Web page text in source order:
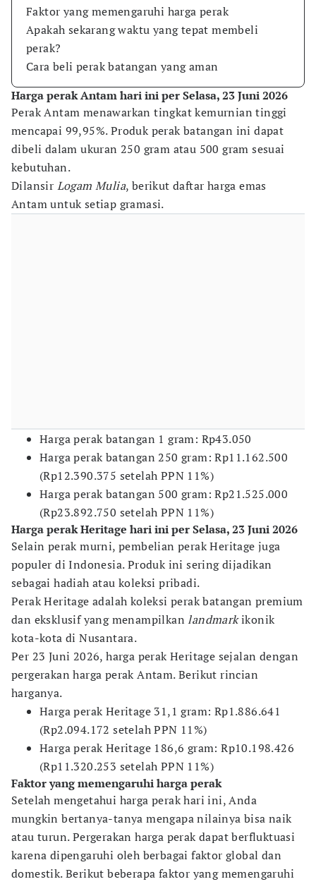
Faktor yang memengaruhi harga perak
Apakah sekarang waktu yang tepat membeli
perak?
Cara beli perak batangan yang aman
Harga perak Antam hari ini per Selasa, 23 Juni 2026
Perak Antam menawarkan tingkat kemurnian tinggi
mencapai 99,95%. Produk perak batangan ini dapat
dibeli dalam ukuran 250 gram atau 500 gram sesuai
kebutuhan.
Dilansir Logam Mulia, berikut daftar harga emas
Antam untuk setiap gramasi.
Harga perak batangan 1 gram: Rp43.050
Harga perak batangan 250 gram: Rp11.162.500
(Rp12.390.375 setelah PPN 11%)
Harga perak batangan 500 gram: Rp21.525.000
(Rp23.892.750 setelah PPN 11%)
Harga perak Heritage hari ini per Selasa, 23 Juni 2026
Selain perak murni, pembelian perak Heritage juga
populer di Indonesia. Produk ini sering dijadikan
sebagai hadiah atau koleksi pribadi.
Perak Heritage adalah koleksi perak batangan premium
dan eksklusif yang menampilkanlandmarkikonik
kota-kota di Nusantara.
Per 23 Juni 2026, harga perak Heritage sejalan dengan
pergerakan harga perak Antam. Berikut rincian
harganya.
Harga perak Heritage 31,1 gram: Rp1.886.641
(Rp2.094.172 setelah PPN 11%)
Harga perak Heritage 186,6 gram: Rp10.198.426
(Rp11.320.253 setelah PPN 11%)
Faktor yang memengaruhi harga perak
Setelah mengetahui harga perak hari ini, Anda
mungkin bertanya-tanya mengapa nilainya bisa naik
atau turun. Pergerakan harga perak dapat berfluktuasi
karena dipengaruhi oleh berbagai faktor global dan
domestik. Berikut beberapa faktor yang memengaruhi